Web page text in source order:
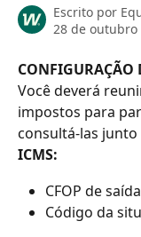
Escrito por
28 de outubro
CONFIGURAÇÃO
Você deverá
impostos para
consultá-las junto
ICMS:
CFOP de
Código da